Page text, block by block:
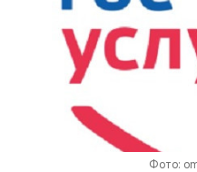
Фото: